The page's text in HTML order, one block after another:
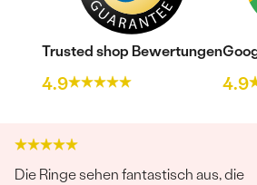
Trusted shop Bewertungen
4.9 4.9
Die Ringe sehen fantastisch aus, die